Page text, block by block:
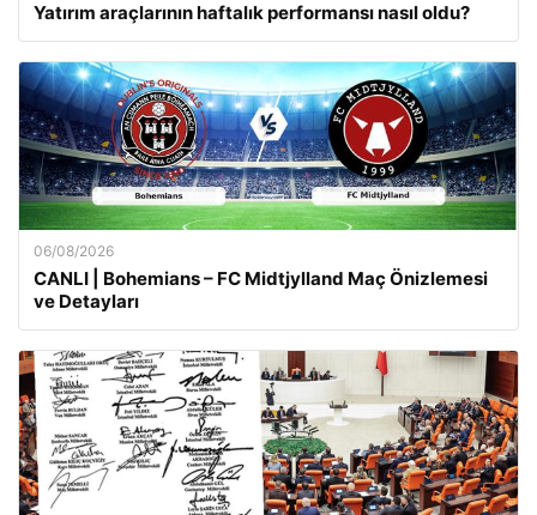
Yatırım araçlarının haftalık performansı nasıl oldu?
06/08/2026
CANLI | Bohemians – FC Midtjylland Maç Önizlemesi
ve Detayları